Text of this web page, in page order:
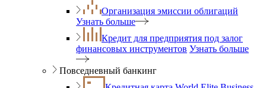
Организация эмиссии облигаций
Узнать больше
Кредит для предприятия под залог
финансовых инструментов Узнать больше
Повседневный банкинг